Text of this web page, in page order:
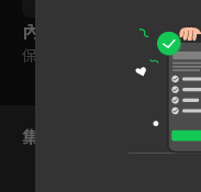
內容標籤
保護級
集數列表